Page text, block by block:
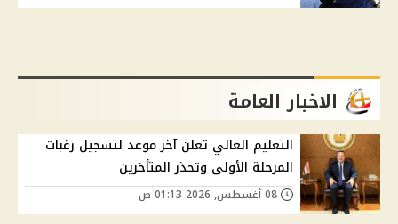
الاخبار العامة
التعليم العالي تعلن آخر موعد لتسجيل رغبات
المرحلة الأولى وتحذر المتأخرين